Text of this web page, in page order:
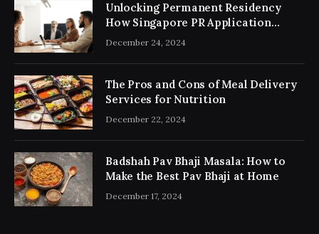
Unlocking Permanent Residency
How Singapore PR Application
Consultancy Simplifies the Process
December 24, 2024
The Pros and Cons of Meal Delivery
Services for Nutrition
December 22, 2024
Badshah Pav Bhaji Masala: How to
Make the Best Pav Bhaji at Home
December 17, 2024